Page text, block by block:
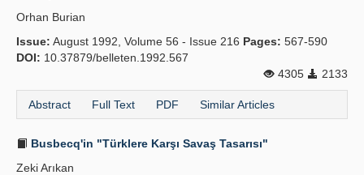
Orhan Burian
Issue: August 1992, Volume 56 - Issue 216 Pages: 567-590
DOI: 10.37879/belleten.1992.567
4305
2133
Abstract Full Text PDF Similar Articles
Busbecq'in "Türklere Karşı Savaş Tasarısı"
Zeki Arıkan